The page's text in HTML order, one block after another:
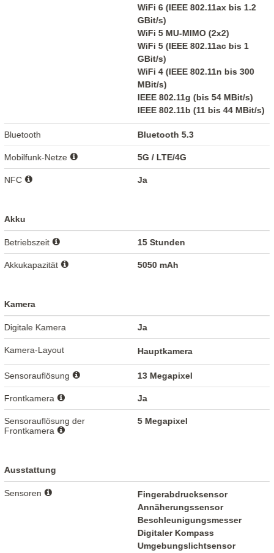
WiFi 6 (IEEE 802.11ax bis 1.2
GBit/s)
WiFi 5 MU-MIMO (2x2)
WiFi 5 (IEEE 802.11ac bis 1
GBit/s)
WiFi 4 (IEEE 802.11n bis 300
MBit/s)
IEEE 802.11g (bis 54 MBit/s)
IEEE 802.11b (11 bis 44 MBit/s)
Bluetooth Bluetooth 5.3
Mobilfunk-Netze 5G / LTE/4G
NFC Ja
Akku
Betriebszeit 15 Stunden
Akkukapazität 5050 mAh
Kamera
Digitale Kamera Ja
Kamera-Layout Hauptkamera
Sensorauflösung 13 Megapixel
Frontkamera Ja
Sensorauflösung der
Frontkamera
5 Megapixel
Ausstattung
Sensoren
Fingerabdrucksensor
Annäherungssensor
Beschleunigungsmesser
Digitaler Kompass
Umgebungslichtsensor